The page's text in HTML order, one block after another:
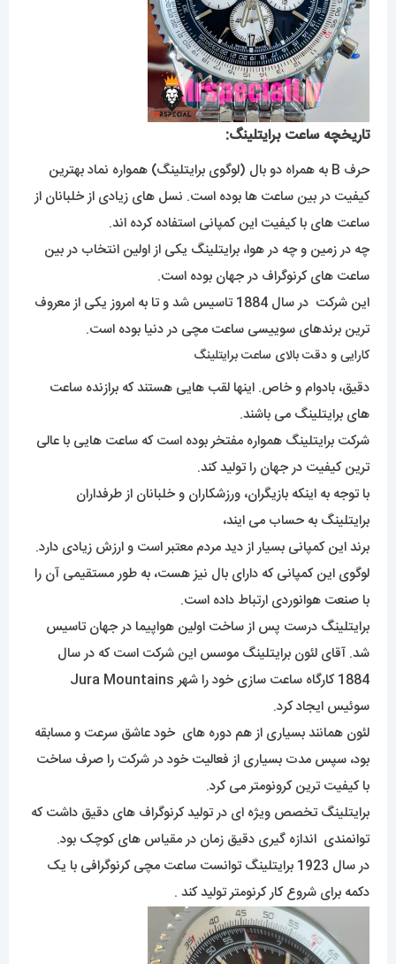
تاریخچه ساعت برایتلینگ:
حرف B به همراه دو بال (لوگوی برایتلینگ) همواره نماد بهترین
کیفیت در بین ساعت ها بوده است. نسل های زیادی از خلبانان از
ساعت های با کیفیت این کمپانی استفاده کرده اند.
چه در زمین و چه در هوا، برایتلینگ یکی از اولین انتخاب در بین
ساعت های کرنوگراف در جهان بوده است.
این شرکت در سال 1884 تاسیس شد و تا به امروز یکی از معروف
ترین برندهای سوییسی ساعت مچی در دنیا بوده است.
کارایی و دقت بالای ساعت برایتلینگ
دقیق، بادوام و خاص. اینها لقب هایی هستند که برازنده ساعت
های برایتلینگ می باشند.
شرکت برایتلینگ همواره مفتخر بوده است که ساعت هایی با عالی
ترین کیفیت در جهان را تولید کند.
با توجه به اینکه بازیگران، ورزشکاران و خلبانان از طرفداران
برایتلینگ به حساب می ایند،
برند این کمپانی بسیار از دید مردم معتبر است و ارزش زیادی دارد.
لوگوی این کمپانی که دارای بال نیز هست، به طور مستقیمی آن را
با صنعت هوانوردی ارتباط داده است.
برایتلینگ درست پس از ساخت اولین هواپیما در جهان تاسیس
شد. آقای لئون برایتلینگ موسس این شرکت است که در سال
1884 کارگاه ساعت سازی خود را شهر Jura Mountains
سوئیس ایجاد کرد.
لئون همانند بسیاری از هم دوره های خود عاشق سرعت و مسابقه
بود، سپس مدت بسیاری از فعالیت خود در شرکت را صرف ساخت
با کیفیت ترین کرونومتر می کرد.
برایتلینگ تخصص ویژه ای در تولید کرنوگراف های دقیق داشت که
توانمندی اندازه گیری دقیق زمان در مقیاس های کوچک بود.
در سال 1923 برایتلینگ توانست ساعت مچی کرنوگرافی با یک
دکمه برای شروع کار کرنومتر تولید کند .